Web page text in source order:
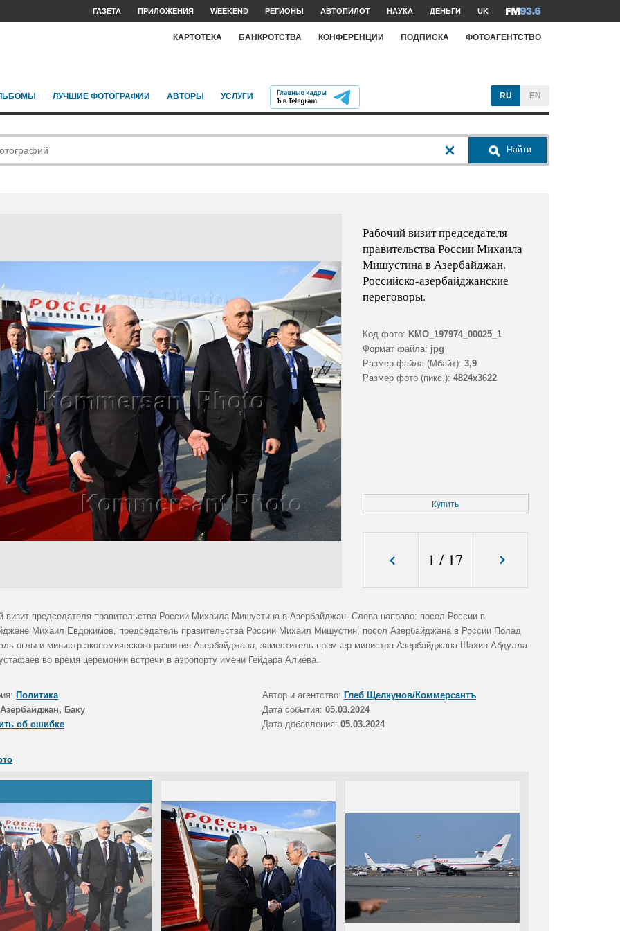
ГАЗЕТА ПРИЛОЖЕНИЯ WEEKEND РЕГИОНЫ АВТОПИЛОТ НАУКА ДЕНЬГИ UK
КАРТОТЕКА БАНКРОТСТВА КОНФЕРЕНЦИИ ПОДПИСКА ФОТОАГЕНТСТВО
ЛУЧШИЕ ФОТОГРАФИИ АВТОРЫ УСЛУГИ RU EN
Найти
Рабочий визит председателя
правительства России Михаила
Мишустина в Азербайджан.
Российско-азербайджанские
переговоры.
Код фото: KMO_197974_00025_1
Формат файла: jpg
Размер файла (Мбайт): 3,9
Размер фото (пикс.): 4824x3622
Купить
1 / 17
визит председателя правительства России Михаила Мишустина в Азербайджан. Слева направо: посол России в
Михаил Евдокимов, председатель правительства России Михаил Мишустин, посол Азербайджана в России Полад
оглы и министр экономического развития Азербайджана, заместитель премьер-министра Азербайджана Шахин Абдулла
во время церемонии встречи в аэропорту имени Гейдара Алиева.
Политика Автор и агентство: Глеб Щелкунов/Коммерсантъ
Азербайджан, Баку Дата события: 05.03.2024
об ошибке
Дата добавления: 05.03.2024